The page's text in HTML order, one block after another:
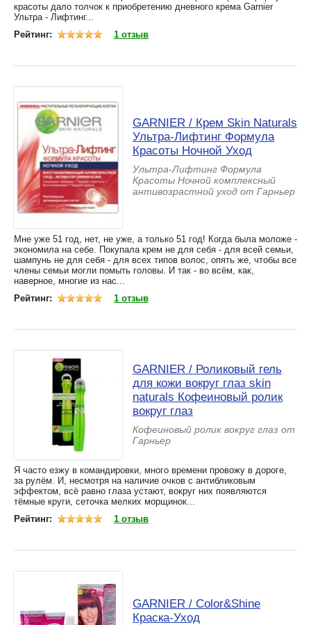
красоты дало толчок к приобретению дневного крема Garnier
Ультра - Лифтинг...
Рейтинг:
1 отзыв
GARNIER / Крем Skin Naturals
Ультра-Лифтинг Формула
Красоты Ночной Уход
Ультра-Лифтинг Формула
Красоты Ночной комплексный
антивозрастной уход от Гарньер
Мне уже 51 год, нет, не уже, а только 51 год! Когда была моложе -
экономила на себе. Покупала крем не для себя - для всей семьи,
шампунь не для себя - для всех типов волос, опять же, чтобы все
члены семьи могли помыть головы. И так - во всём, как,
наверное, многие из нас...
Рейтинг:
1 отзыв
GARNIER / Роликовый гель
для кожи вокруг глаз skin
naturals Кофеиновый ролик
вокруг глаз
Кофеиновый ролик вокруг глаз от
Гарньер
Я часто езжу в командировки, много времени провожу в дороге,
за рулём. И, несмотря на наличие очков с антибликовым
эффектом, всё равно глаза устают, вокруг них появляются
тёмные круги, сеточка мелких морщинок...
Рейтинг:
1 отзыв
GARNIER / Color&Shine
Краска-Уход